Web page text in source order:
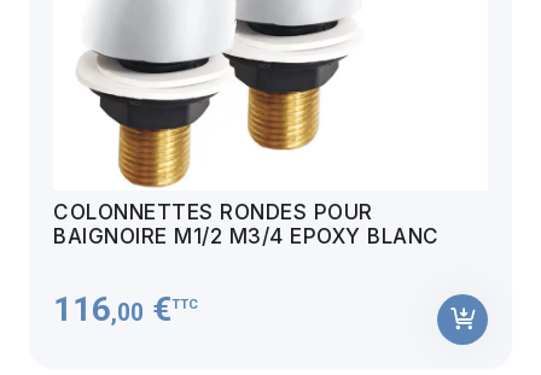
COLONNETTES RONDES POUR
BAIGNOIRE M1/2 M3/4 EPOXY BLANC
116,00 €TTC